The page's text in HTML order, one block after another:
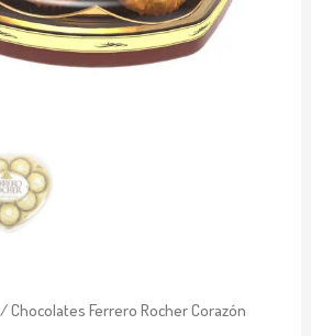
/ Chocolates Ferrero Rocher Corazón